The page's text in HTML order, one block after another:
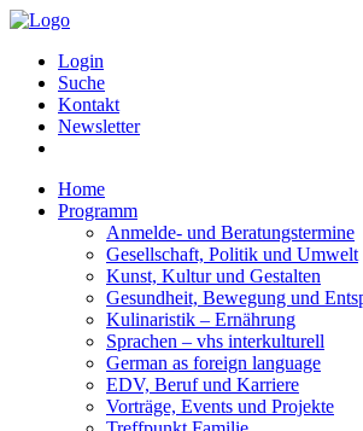
Login
Suche
Kontakt
Newsletter
Home
Programm
Anmelde- und Beratungstermine
Gesellschaft, Politik und Umwelt
Kunst, Kultur und Gestalten
Gesundheit, Bewegung und
Kulinaristik – Ernährung
Sprachen – vhs interkulturell
German as foreign language
EDV, Beruf und Karriere
Vorträge, Events und Projekte